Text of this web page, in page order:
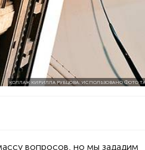
КОЛЛАЖ КИРИЛЛА РУБЦОВА; ИСПОЛЬЗОВАНО ФОТО
вопросов, но мы зададим